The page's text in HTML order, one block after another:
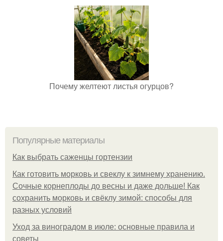
Почему желтеют листья огурцов?
Популярные материалы
Как выбрать саженцы гортензии
Как готовить морковь и свеклу к зимнему хранению.
Сочные корнеплоды до весны и даже дольше! Как
сохранить морковь и свёклу зимой: способы для
разных условий
Уход за виноградом в июле: основные правила и
советы